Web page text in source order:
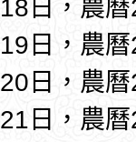
日，農
日，農
日，農
日，農